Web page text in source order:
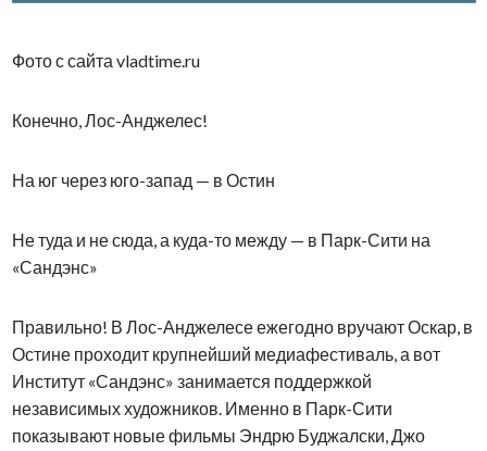
Фото с сайта vladtime.ru
Конечно, Лос-Анджелес!
На юг через юго-запад — в Остин
Не туда и не сюда, а куда-то между — в Парк-Сити на
«Сандэнс»
Правильно! В Лос-Анджелесе ежегодно вручают Оскар, в
Остине проходит крупнейший медиафестиваль, а вот
Институт «Сандэнс» занимается поддержкой
независимых художников. Именно в Парк-Сити
показывают новые фильмы Эндрю Буджалски, Джо